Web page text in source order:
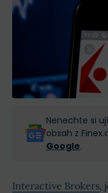
Nenechte si
obsah z
Google.
Interactive Brokers,